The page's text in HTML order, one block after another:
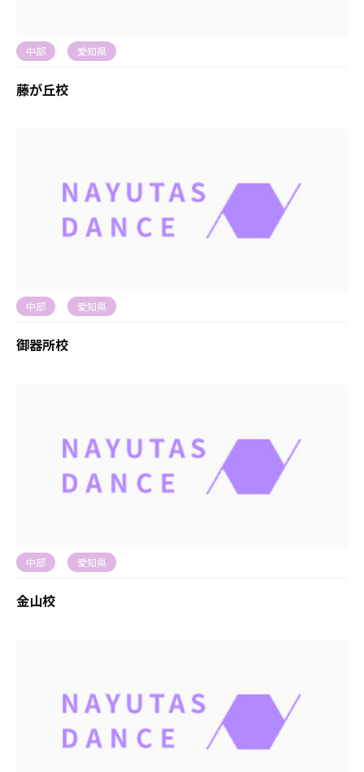
中部 愛知県
藤が丘校
中部 愛知県
御器所校
中部 愛知県
金山校